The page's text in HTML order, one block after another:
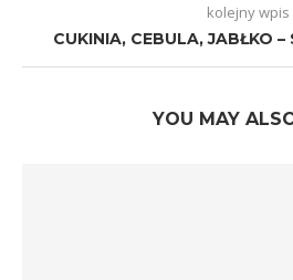
kolejny wpis
CUKINIA, CEBULA, JABŁKO
YOU MAY